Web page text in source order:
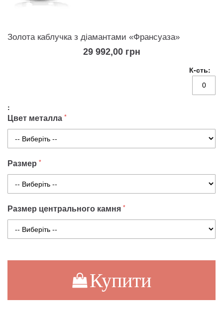
Золота каблучка з діамантами «Франсуаза»
29 992,00 грн
Цвет металла
Размер
Размер центрального камня
Купити